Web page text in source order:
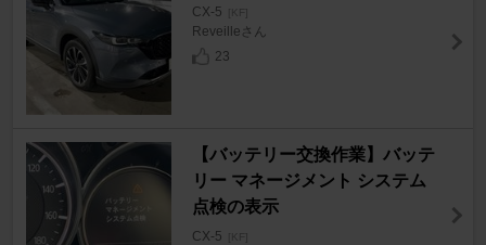
CX-5 [KF]
Reveilleさん
23
【バッテリー交換作業】バッテ
リー マネージメント システム
点検の表示
CX-5 [KF]